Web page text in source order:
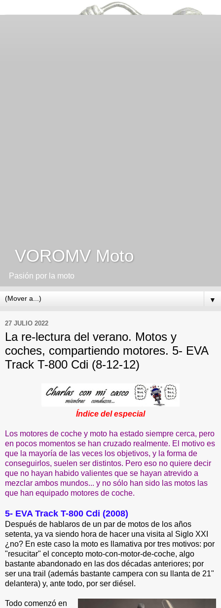
VOROMV Moto
Pasión por la moto
▼
27 JULIO 2022
La re-lectura del verano. Motos y
coches, compartiendo motores. 5- EVA
Track T-800 Cdi (8-12-12)
Índice del especial
Los motores de coche y moto ha estado siempre cerca, pero
en pocos momentos se han cruzado realmente. El motivo es
que la mayoría de las veces los objetivos, y la forma de
conseguirlos, suelen ser distintos. Pero eso no quiere decir
que no hayan habido valientes que se hayan atrevido a
mezclar ambos mundos... y no sólo han sido las motos las
que han equipado motores de coche.
5- EVA Track T-800 Cdi (2008)
Después de hablaros de un par de motos de los años
setenta, ya va siendo hora de hacer una visita al Siglo XXI
¿no? En este caso la moto es llamativa por tres motivos: por
"resucitar" el concepto moto-con-motor-de-coche, algo
bastante abandonado en las dos décadas anteriores; por
ser una trail (además bastante campera con su llanta de 21"
delantera) y, ante todo, por ser diésel.
Todo comenzó en